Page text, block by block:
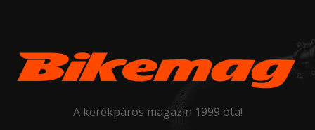
A kerékpáros magazin 1999 óta!